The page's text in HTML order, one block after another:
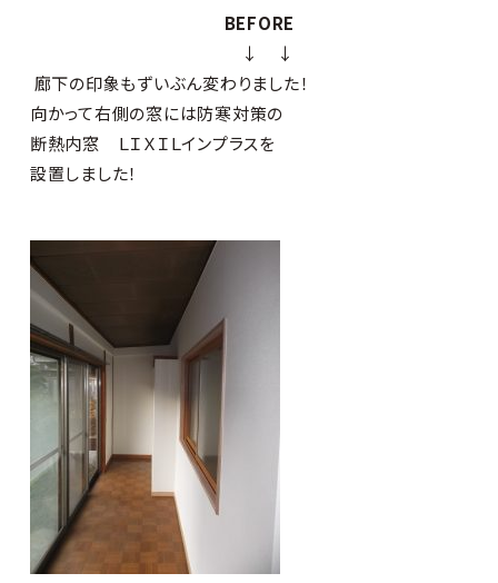
BEFORE
↓ ↓
廊下の印象もずいぶん変わりました！
向かって右側の窓には防寒対策の
断熱内窓 ＬＩＸＩＬインプラスを
設置しました！